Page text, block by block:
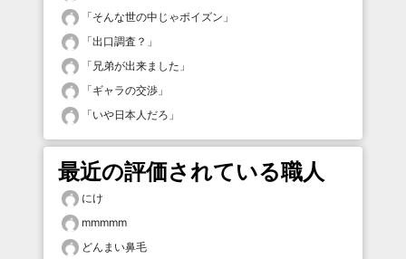
「そんな世の中じゃポイズン 」
「出口調査？ 」
「 兄弟が出来ました 」
「ギャラの交渉 」
「いや日本人だろ 」
最近の評価されている職人
にけ
mmmmm
どんまい鼻毛